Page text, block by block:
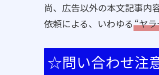
尚、広告以外の本文記事内
依頼による、いわゆる“ヤ
☆問い合わせ注